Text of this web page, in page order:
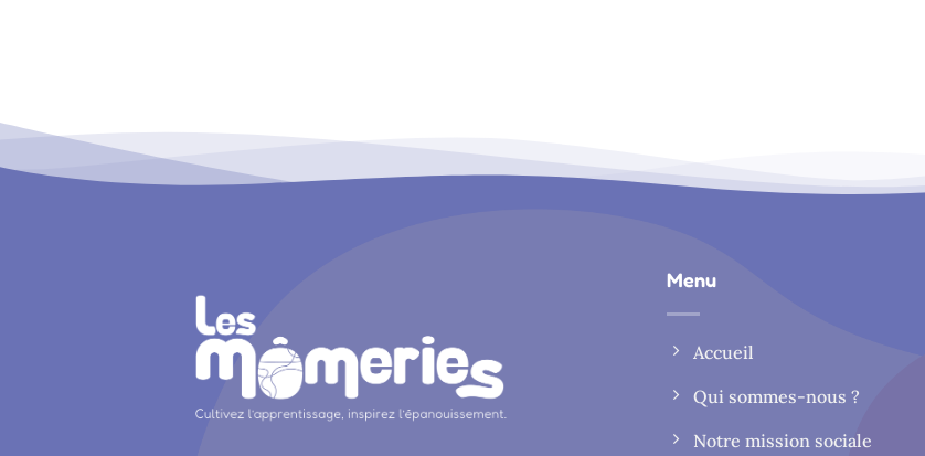
Menu
Accueil
Qui sommes-nous ?
Notre mission sociale